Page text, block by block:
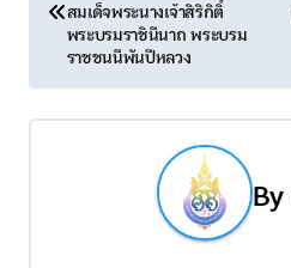
สมเด็จพระนางเจ้าสิริกิติ์
พระบรมราชินีนาถ พระบรม
ราชชนนีพันปีหลวง
By